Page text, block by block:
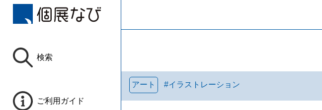
検索
ご利用ガイド
アート #イラストレーション